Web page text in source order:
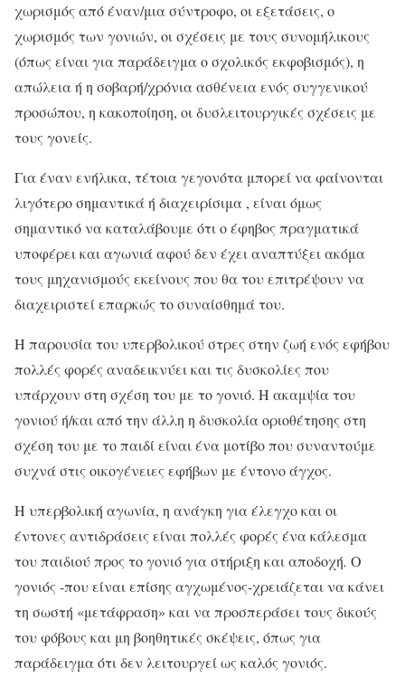
χωρισμός από έναν/μια σύντροφο, οι εξετάσεις, ο
χωρισμός των γονιών, οι σχέσεις με τους συνομήλικους
(όπως είναι για παράδειγμα ο σχολικός εκφοβισμός), η
απώλεια ή η σοβαρή/χρόνια ασθένεια ενός συγγενικού
προσώπου, η κακοποίηση, οι δυσλειτουργικές σχέσεις με
τους γονείς.
Για έναν ενήλικα, τέτοια γεγονότα μπορεί να φαίνονται
λιγότερο σημαντικά ή διαχειρίσιμα , είναι όμως
σημαντικό να καταλάβουμε ότι ο έφηβος πραγματικά
υποφέρει και αγωνιά αφού δεν έχει αναπτύξει ακόμα
τους μηχανισμούς εκείνους που θα του επιτρέψουν να
διαχειριστεί επαρκώς το συναίσθημά του.
Η παρουσία του υπερβολικού στρες στην ζωή ενός εφήβου
πολλές φορές αναδεικνύει και τις δυσκολίες που
υπάρχουν στη σχέση του με το γονιό. Η ακαμψία του
γονιού ή/και από την άλλη η δυσκολία οριοθέτησης στη
σχέση του με το παιδί είναι ένα μοτίβο που συναντούμε
συχνά στις οικογένειες εφήβων με έντονο άγχος.
Η υπερβολική αγωνία, η ανάγκη για έλεγχο και οι
έντονες αντιδράσεις είναι πολλές φορές ένα κάλεσμα
του παιδιού προς το γονιό για στήριξη και αποδοχή. Ο
γονιός -που είναι επίσης αγχωμένος-χρειάζεται να κάνει
τη σωστή «μετάφραση» και να προσπεράσει τους δικούς
του φόβους και μη βοηθητικές σκέψεις, όπως για
παράδειγμα ότι δεν λειτουργεί ως καλός γονιός.